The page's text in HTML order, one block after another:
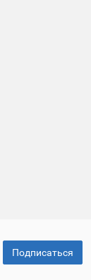
Подписаться